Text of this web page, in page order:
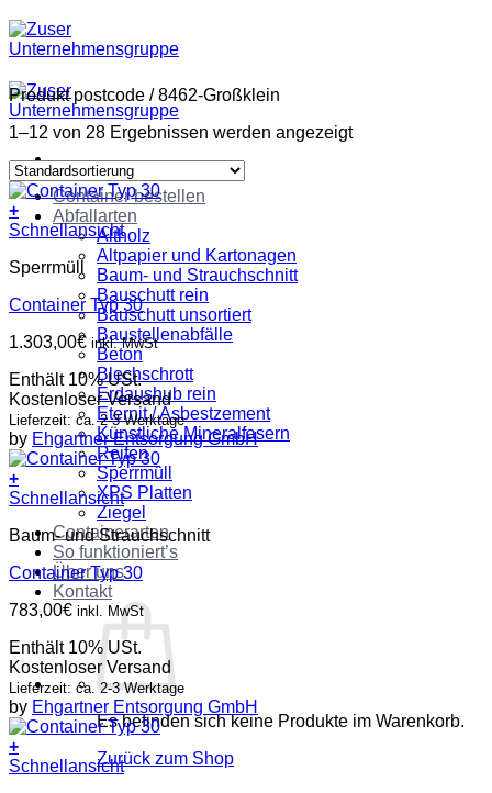
Zum
Inhalt
springen
Container bestellen
Abfallarten
Altholz
Altpapier und Kartonagen
Baum- und Strauchschnitt
Bauschutt rein
Bauschutt unsortiert
Baustellenabfälle
Beton
Blechschrott
Erdaushub rein
Eternit / Asbestzement
Künstliche Mineralfasern
Reifen
Sperrmüll
XPS Platten
Ziegel
Containerarten
So funktioniert’s
Über uns
Kontakt
Es befinden sich keine Produkte im Warenkorb.
Zurück zum Shop
Produkt postcode /8462-Großklein
1–12 von 28 Ergebnissen werden angezeigt
+
Schnellansicht
Sperrmüll
Container Typ 30
1.303,00€ inkl. MwSt
Enthält 10% USt.
Kostenloser Versand
Lieferzeit: ca. 2-3 Werktage
by Ehgartner Entsorgung GmbH
+
Schnellansicht
Baum- und Strauchschnitt
Container Typ 30
783,00€ inkl. MwSt
Enthält 10% USt.
Kostenloser Versand
Lieferzeit: ca. 2-3 Werktage
by Ehgartner Entsorgung GmbH
+
Schnellansicht